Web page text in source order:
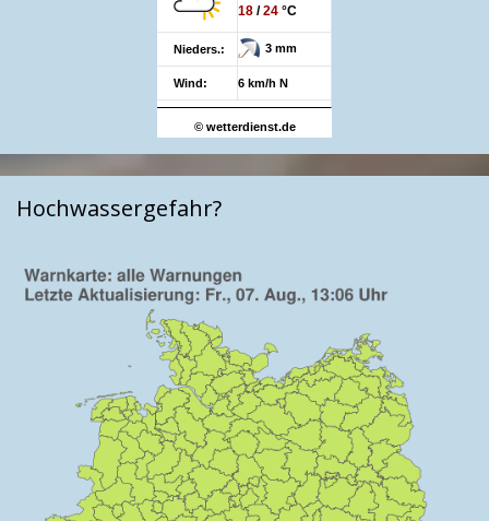
18 /24 °C
Nieders.: 3 mm
Wind: 6 km/h N
© wetterdienst.de
Hochwassergefahr?